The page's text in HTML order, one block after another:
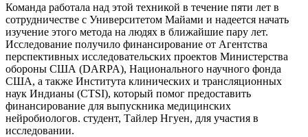
Команда работала над этой техникой в ​​течение пяти лет в
сотрудничестве с Университетом Майами и надеется начать
изучение этого метода на людях в ближайшие пару лет.
Исследование получило финансирование от Агентства
перспективных исследовательских проектов Министерства
обороны США (DARPA), Национального научного фонда
США, а также Института клинических и трансляционных
наук Индианы (CTSI), который помог предоставить
финансирование для выпускника медицинских
нейробиологов. студент, Тайлер Нгуен, для участия в
исследовании.